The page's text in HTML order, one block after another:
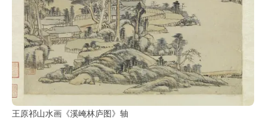
王原祁山水画《溪崦林庐图》轴